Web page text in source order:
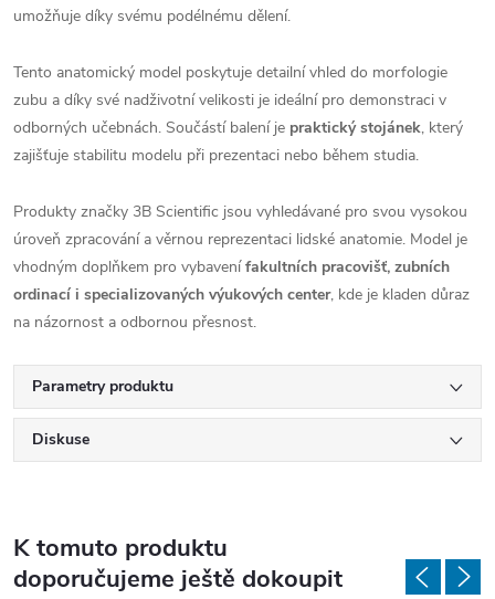
umožňuje díky svému podélnému dělení.
Tento anatomický model poskytuje detailní vhled do morfologie
zubu a díky své nadživotní velikosti je ideální pro demonstraci v
odborných učebnách. Součástí balení je praktický stojánek, který
zajišťuje stabilitu modelu při prezentaci nebo během studia.
Produkty značky 3B Scientific jsou vyhledávané pro svou vysokou
úroveň zpracování a věrnou reprezentaci lidské anatomie. Model je
vhodným doplňkem pro vybavenífakultních pracovišť, zubních
ordinací i specializovaných výukových center, kde je kladen důraz
na názornost a odbornou přesnost.
Parametry produktu
Diskuse
K tomuto produktu
doporučujeme ještě dokoupit